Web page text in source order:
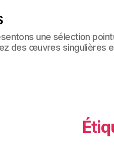
une sélection
des œuvres singulières